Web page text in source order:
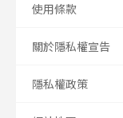
使用條款
關於隱私權宣告
隱私權政策